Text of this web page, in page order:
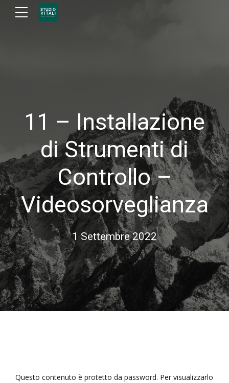
11 – Installazione
di Strumenti di
Controllo –
Videosorveglianza
1 Settembre 2022
Questo contenuto è protetto da password. Per visualizzarlo